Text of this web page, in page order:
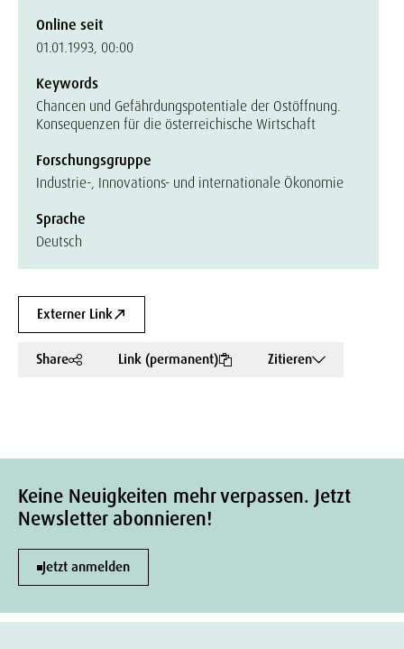
Online seit
01.01.1993, 00:00
Keywords
Chancen und Gefährdungspotentiale der Ostöffnung.
Konsequenzen für die österreichische Wirtschaft
Forschungsgruppe
Industrie-, Innovations- und internationale Ökonomie
Sprache
Deutsch
Externer Link
Share Link (permanent) Zitieren
Keine Neuigkeiten mehr verpassen. Jetzt
Newsletter abonnieren!
Jetzt anmelden